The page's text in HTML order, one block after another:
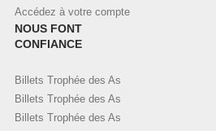
Accédez à votre compte
NOUS FONT
CONFIANCE
Billets Trophée des As
Billets Trophée des As
Billets Trophée des As